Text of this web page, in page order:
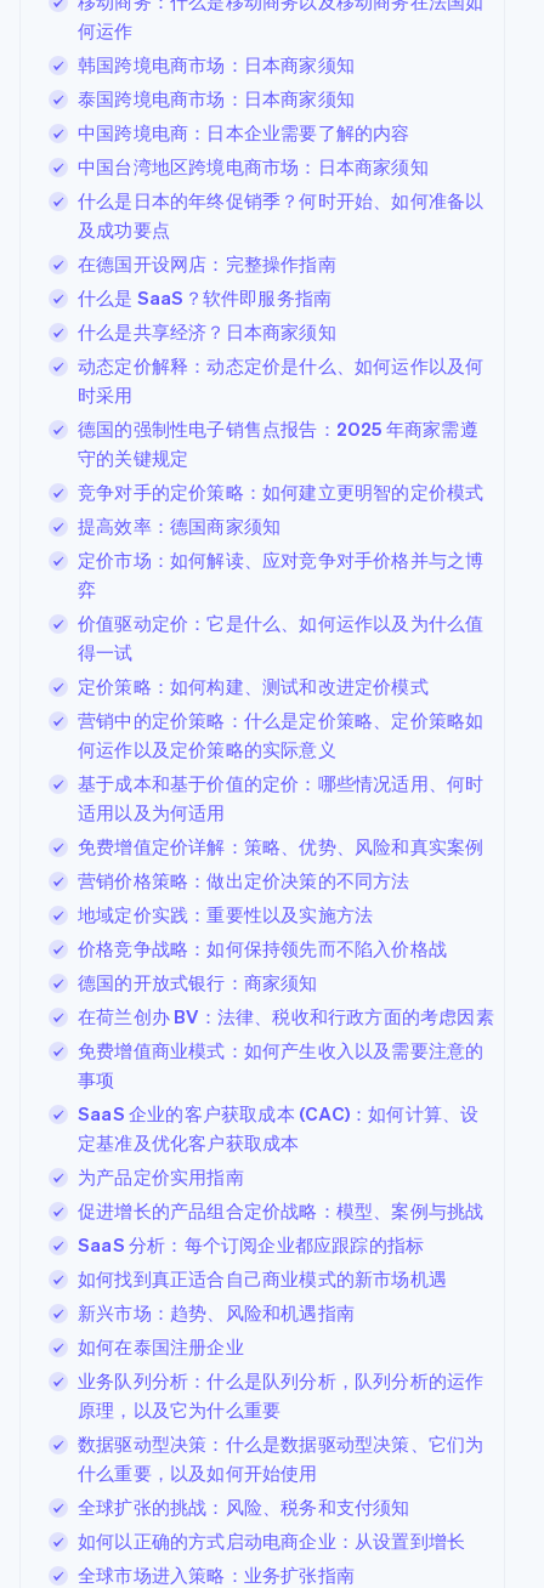
何运作
韩国跨境电商市场：日本商家须知
泰国跨境电商市场：日本商家须知
中国跨境电商：日本企业需要了解的内容
中国台湾地区跨境电商市场：日本商家须知
什么是日本的年终促销季？何时开始、如何准备以
及成功要点
在德国开设网店：完整操作指南
什么是 SaaS？软件即服务指南
什么是共享经济？日本商家须知
动态定价解释：动态定价是什么、如何运作以及何
时采用
德国的强制性电子销售点报告：2025 年商家需遵
守的关键规定
竞争对手的定价策略：如何建立更明智的定价模式
提高效率：德国商家须知
定价市场：如何解读、应对竞争对手价格并与之博
弈
价值驱动定价：它是什么、如何运作以及为什么值
得一试
定价策略：如何构建、测试和改进定价模式
营销中的定价策略：什么是定价策略、定价策略如
何运作以及定价策略的实际意义
基于成本和基于价值的定价：哪些情况适用、何时
适用以及为何适用
免费增值定价详解：策略、优势、风险和真实案例
营销价格策略：做出定价决策的不同方法
地域定价实践：重要性以及实施方法
价格竞争战略：如何保持领先而不陷入价格战
德国的开放式银行：商家须知
在荷兰创办 BV：法律、税收和行政方面的考虑因素
免费增值商业模式：如何产生收入以及需要注意的
事项
SaaS 企业的客户获取成本 (CAC)：如何计算、设
定基准及优化客户获取成本
为产品定价实用指南
促进增长的产品组合定价战略：模型、案例与挑战
SaaS 分析：每个订阅企业都应跟踪的指标
如何找到真正适合自己商业模式的新市场机遇
新兴市场：趋势、风险和机遇指南
如何在泰国注册企业
业务队列分析：什么是队列分析，队列分析的运作
原理，以及它为什么重要
数据驱动型决策：什么是数据驱动型决策、它们为
什么重要，以及如何开始使用
全球扩张的挑战：风险、税务和支付须知
如何以正确的方式启动电商企业：从设置到增长
全球市场进入策略：业务扩张指南